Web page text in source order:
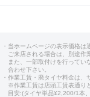
・当ホームページの表示価格は
ご来店される場合は、別途作
また、一部取付けを行ってい
合わせ下さい。
・作業工賃・廃タイヤ料金は、
※作業工賃は店頭工賃表通り
目安:(タイヤ単品¥2,200/1本